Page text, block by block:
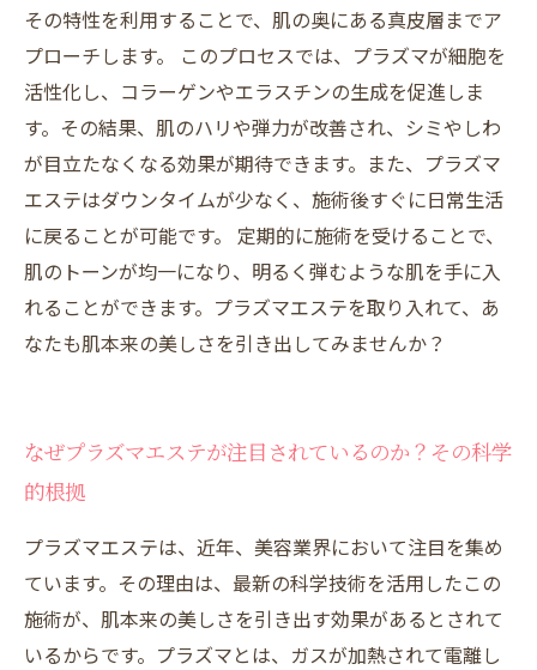
な利用法
その特性を利用することで、肌の奥にある真皮層までア
プローチします。 このプロセスでは、プラズマが細胞を
活性化し、コラーゲンやエラスチンの生成を促進しま
す。その結果、肌のハリや弾力が改善され、シミやしわ
が目立たなくなる効果が期待できます。また、プラズマ
エステはダウンタイムが少なく、施術後すぐに日常生活
に戻ることが可能です。 定期的に施術を受けることで、
肌のトーンが均一になり、明るく弾むような肌を手に入
れることができます。プラズマエステを取り入れて、あ
なたも肌本来の美しさを引き出してみませんか？
なぜプラズマエステが注目されているのか？その科学
的根拠
プラズマエステは、近年、美容業界において注目を集め
ています。その理由は、最新の科学技術を活用したこの
施術が、肌本来の美しさを引き出す効果があるとされて
いるからです。プラズマとは、ガスが加熱されて電離し